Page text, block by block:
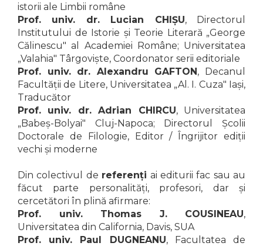
istorii ale Limbii române
Prof. univ. dr. Lucian CHIȘU, Directorul
Institutului de Istorie și Teorie Literară „George
Călinescu" al Academiei Române; Universitatea
„Valahia" Târgoviște, Coordonator serii editoriale
Prof. univ. dr. Alexandru GAFTON, Decanul
Facultății de Litere, Universitatea „Al. I. Cuza" Iași,
Traducător
Prof. univ. dr. Adrian CHIRCU, Universitatea
„Babeș-Bolyai" Cluj-Napoca; Directorul Școlii
Doctorale de Filologie, Editor / Îngrijitor ediții
vechi și moderne
Din colectivul de referenți ai editurii fac sau au
făcut parte personalități, profesori, dar și
cercetători în plină afirmare:
Prof. univ. Thomas J. COUSINEAU,
Universitatea din California, Davis, SUA
Prof. univ. Paul DUGNEANU, Facultatea de